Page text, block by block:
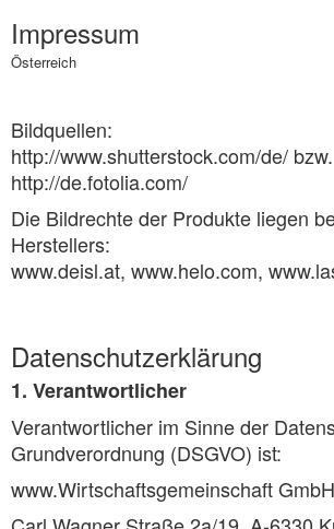
Impressum
Österreich
Bildquellen:
http://www.shutterstock.com/de/ bzw.
http://de.fotolia.com/
Die Bildrechte der Produkte liegen
Herstellers:
www.deisl.at, www.helo.com,
Datenschutzerklärung
1. Verantwortlicher
Verantwortlicher im Sinne der
Grundverordnung (DSGVO) ist:
www.Wirtschaftsgemeinschaft GmbH